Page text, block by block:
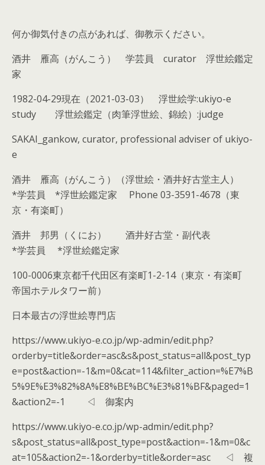
何か御気付きの点があれば、御教示ください。
酒井 雁高（がんこう） 学芸員 curator 浮世絵鑑定
家
1982-04-29現在（2021-03-03） 浮世絵学:ukiyo-e
study 浮世絵鑑定（肉筆浮世絵、錦絵）:judge
SAKAI_gankow, curator, professional adviser of ukiyo-
e
酒井 雁高（がんこう）（浮世絵・酒井好古堂主人）
*学芸員 *浮世絵鑑定家 Phone 03-3591-4678（東
京・有楽町）
酒井 邦男（くにお） 酒井好古堂・副代表
*学芸員 *浮世絵鑑定家
100-0006東京都千代田区有楽町1-2-14（東京・有楽町
帝国ホテルタワー前）
日本最古の浮世絵専門店
https://www.ukiyo-e.co.jp/wp-admin/edit.php?
orderby=title&order=asc&s&post_status=all&post_typ
e=post&action=-1&m=0&cat=114&filter_action=%E7%B
5%9E%E3%82%8A%E8%BE%BC%E3%81%BF&paged=1
&action2=-1 ◁ 御案内
https://www.ukiyo-e.co.jp/wp-admin/edit.php?
s&post_status=all&post_type=post&action=-1&m=0&c
at=105&action2=-1&orderby=title&order=asc ◁ 複